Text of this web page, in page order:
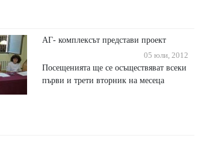
АГ- комплексът представи проект
05 юли, 2012
Посещенията ще се осъществяват всеки
първи и трети вторник на месеца